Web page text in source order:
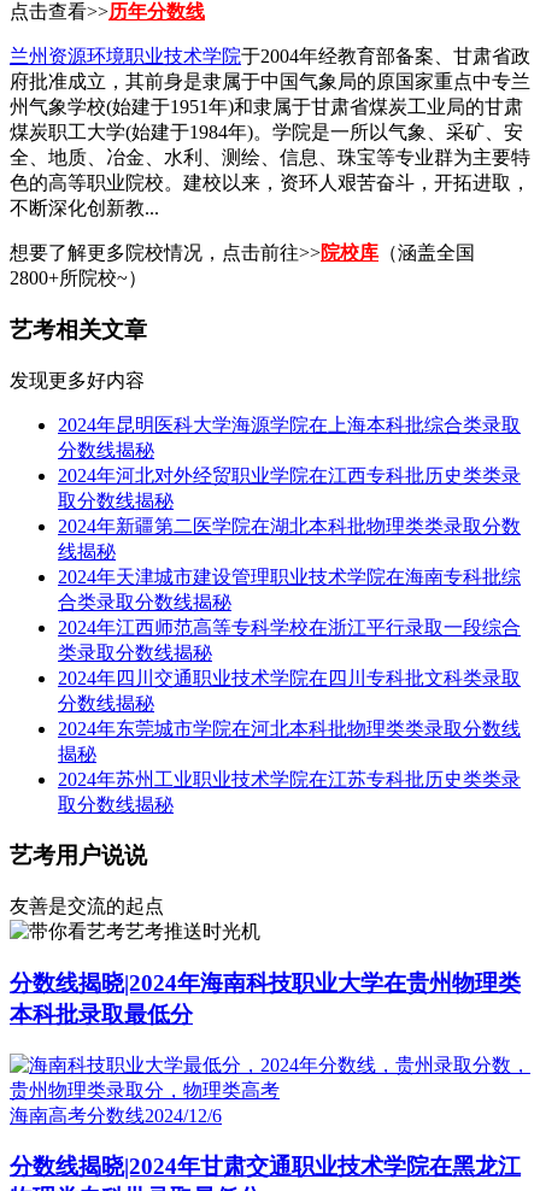
点击查看>>历年分数线
兰州资源环境职业技术学院于2004年经教育部备案、甘肃省政
府批准成立，其前身是隶属于中国气象局的原国家重点中专兰
州气象学校(始建于1951年)和隶属于甘肃省煤炭工业局的甘肃
煤炭职工大学(始建于1984年)。学院是一所以气象、采矿、安
全、地质、冶金、水利、测绘、信息、珠宝等专业群为主要特
色的高等职业院校。建校以来，资环人艰苦奋斗，开拓进取，
不断深化创新教...
想要了解更多院校情况，点击前往>>院校库 （涵盖全国
2800+所院校~）
艺考相关文章
发现更多好内容
2024年昆明医科大学海源学院在上海本科批综合类录取
分数线揭秘
2024年河北对外经贸职业学院在江西专科批历史类类录
取分数线揭秘
2024年新疆第二医学院在湖北本科批物理类类录取分数
线揭秘
2024年天津城市建设管理职业技术学院在海南专科批综
合类录取分数线揭秘
2024年江西师范高等专科学校在浙江平行录取一段综合
类录取分数线揭秘
2024年四川交通职业技术学院在四川专科批文科类录取
分数线揭秘
2024年东莞城市学院在河北本科批物理类类录取分数线
揭秘
2024年苏州工业职业技术学院在江苏专科批历史类类录
取分数线揭秘
艺考用户说说
友善是交流的起点
艺考推送时光机
分数线揭晓|2024年海南科技职业大学在贵州物理类
本科批录取最低分
海南高考分数线2024/12/6
分数线揭晓|2024年甘肃交通职业技术学院在黑龙江